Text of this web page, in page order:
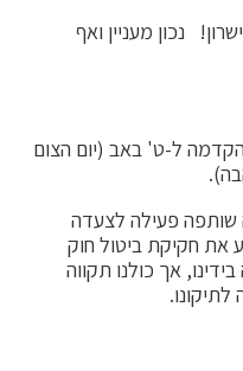
נכון מעניין ואף
כהקדמה ל-ט' באב (יום הצום
שותפה פעילה לצעדה
את חקיקת ביטול חוק
אך כולנו תקווה